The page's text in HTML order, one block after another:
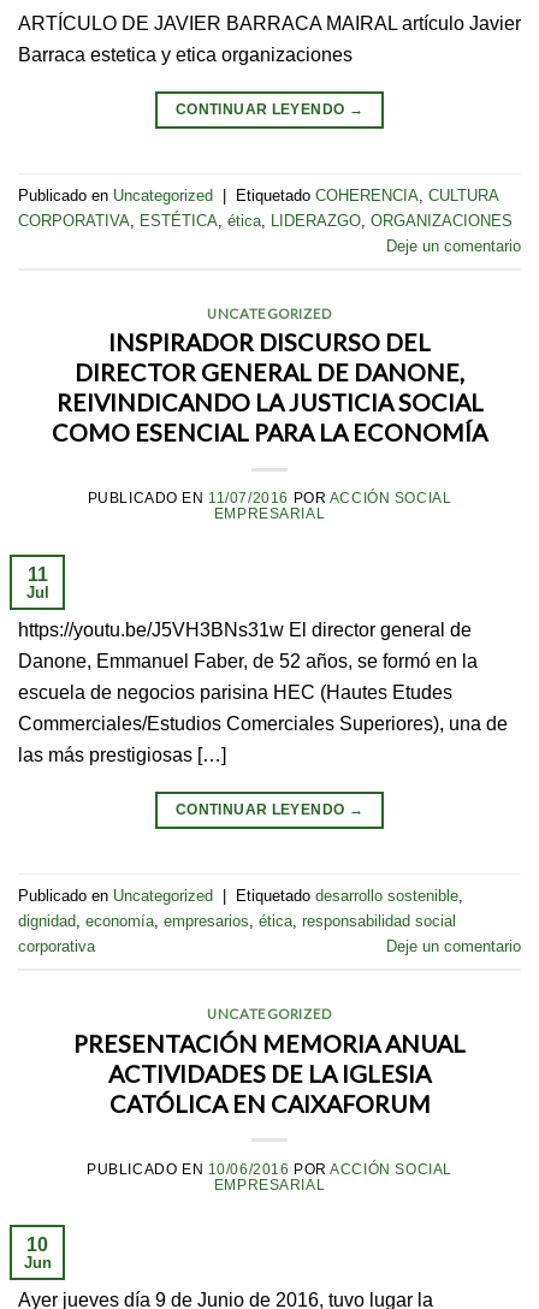
ARTÍCULO DE JAVIER BARRACA MAIRAL artículo Javier
Barraca estetica y etica organizaciones
CONTINUAR LEYENDO →
Publicado en Uncategorized Etiquetado COHERENCIA CULTURA
CORPORATIVA
ESTÉTICA ética LIDERAZGO ORGANIZACIONES
Deje un comentario
UNCATEGORIZED
INSPIRADOR DISCURSO DEL
DIRECTOR GENERAL DE DANONE,
REIVINDICANDO LA JUSTICIA SOCIAL
COMO ESENCIAL PARA LA ECONOMÍA
PUBLICADO EN 11/07/2016 POR ACCIÓN SOCIAL
EMPRESARIAL
11
Jul
https://youtu.be/J5VH3BNs31w El director general de
Danone, Emmanuel Faber, de 52 años, se formó en la
escuela de negocios parisina HEC (Hautes Etudes
Commerciales/Estudios Comerciales Superiores), una de
las más prestigiosas […]
CONTINUAR LEYENDO →
Publicado en Uncategorized Etiquetado desarrollo sostenible,
dignidad, economía, empresarios, ética, responsabilidad social
corporativa
Deje un comentario
UNCATEGORIZED
PRESENTACIÓN MEMORIA ANUAL
ACTIVIDADES DE LA IGLESIA
CATÓLICA EN CAIXAFORUM
PUBLICADO EN 10/06/2016 PORACCIÓN SOCIAL
EMPRESARIAL
10
Jun
Ayer jueves día 9 de Junio de 2016, tuvo lugar la